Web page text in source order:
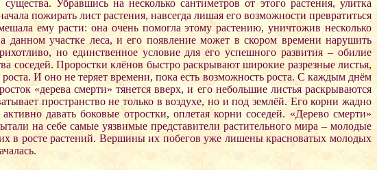
Убравшись на несколько сантиметров от этого растения, улитка
пожирать лист растения, навсегда лишая его возможности превратиться
ему расти: она очень помогла этому растению, уничтожив несколько
данном участке леса, и его появление может в скором времени нарушить
но единственное условие для его успешного развития – обилие
соседей. Проростки клёнов быстро раскрывают широкие разрезные листья,
И оно не теряет времени, пока есть возможность роста. С каждым днём
«дерева смерти» тянется вверх, и его небольшие листья раскрываются
пространство не только в воздухе, но и под землёй. Его корни жадно
давать боковые отростки, оплетая корни соседей. «Дерево смерти»
на себе самые уязвимые представители растительного мира – молодые
в росте растений. Вершины их побегов уже лишены красноватых молодых